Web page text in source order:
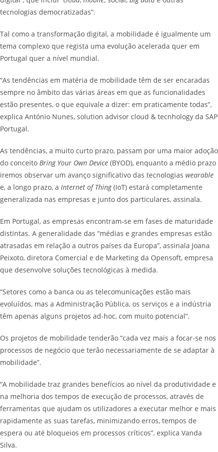
tecnologias democratizadas”.
Tal como a transformação digital, a mobilidade é igualmente um
tema complexo que regista uma evolução acelerada quer em
Portugal quer a nível mundial.
“As tendências em matéria de mobilidade têm de ser encaradas
sempre no âmbito das várias áreas em que as funcionalidades
estão presentes, o que equivale a dizer: em praticamente todas”,
explica António Nunes, solution advisor cloud & tecnhology da SAP
Portugal.
As tendências, a muito curto prazo, passam por uma maior adoção
do conceito Bring Your Own Device (BYOD), enquanto a médio prazo
iremos observar um avanço significativo das tecnologias wearable
e, a longo prazo, a Internet of Thing(IoT) estará completamente
generalizada nas empresas e junto dos particulares, assinala.
Em Portugal, as empresas encontram-se em fases de maturidade
distintas. A generalidade das “médias e grandes empresas estão
atrasadas em relação a outros países da Europa”, assinala Joana
Peixoto, diretora Comercial e de Marketing da Opensoft, empresa
que desenvolve soluções tecnológicas à medida.
“Setores como a banca ou as telecomunicações estão mais
evoluídos, mas a Administração Pública, os serviços e a indústria
têm apenas alguns projetos ad-hoc, com muito potencial”.
Os projetos de mobilidade tenderão “cada vez mais a focar-se nos
processos de negócio que terão necessariamente de se adaptar à
mobilidade”.
“A mobilidade traz grandes benefícios ao nível da produtividade e
na melhoria dos tempos de execução de processos, através de
ferramentas que ajudam os utilizadores a executar melhor e mais
rapidamente as suas tarefas, minimizando erros, tempos de
espera ou até bloqueios em processos críticos”, explica Vanda
Silva.